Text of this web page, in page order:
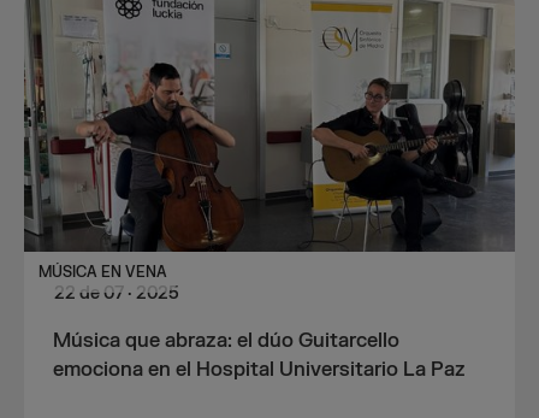
MÚSICA EN VENA
22 de07 · 2025
Música que abraza: el dúo Guitarcello
emociona en el Hospital Universitario La Paz